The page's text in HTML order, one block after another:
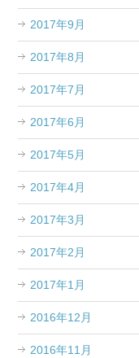
2017年9月
2017年8月
2017年7月
2017年6月
2017年5月
2017年4月
2017年3月
2017年2月
2017年1月
2016年12月
2016年11月